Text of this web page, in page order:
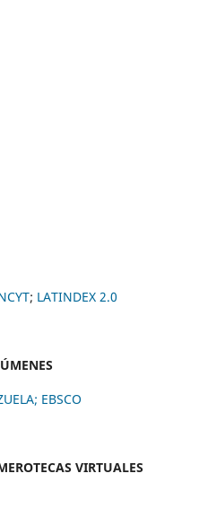
; LATINDEX 2.0
EBSCO
VIRTUALES